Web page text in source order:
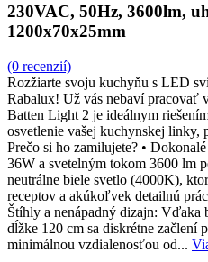
230VAC, 50Hz, 3600lm,
1200x70x25mm
(0 recenzií)
Rozžiarte svoju kuchyňu s LED
Rabalux! Už vás nebaví pracovať
Batten Light 2 je ideálnym
osvetlenie vašej kuchynskej linky,
Prečo si ho zamilujete? •
36W a svetelným tokom 3600 lm
neutrálne biele svetlo (4000K),
receptov a akúkoľvek detailnú
Štíhly a nenápadný dizajn: Vďaka
dĺžke 120 cm sa diskrétne začlení
minimálnou vzdialenosťou od...